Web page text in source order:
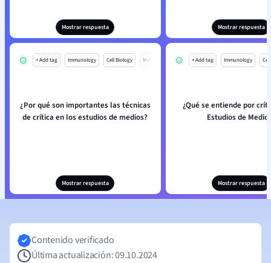
Mostrar respuesta Mostrar respuesta
+ Add tag Immunology Cell Biology Mo
¿Por qué son importantes las técnicas
de crítica en los estudios de medios?
Mostrar respuesta
+ Add tag Immunology
¿Qué se entiende por
Estudios de
Mostrar respuesta
Contenido verificado
Última actualización: 09.10.2024